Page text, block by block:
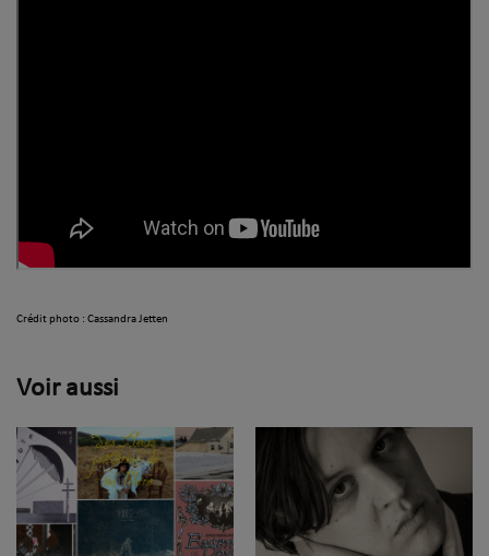
Crédit photo : Cassandra Jetten
Voir aussi